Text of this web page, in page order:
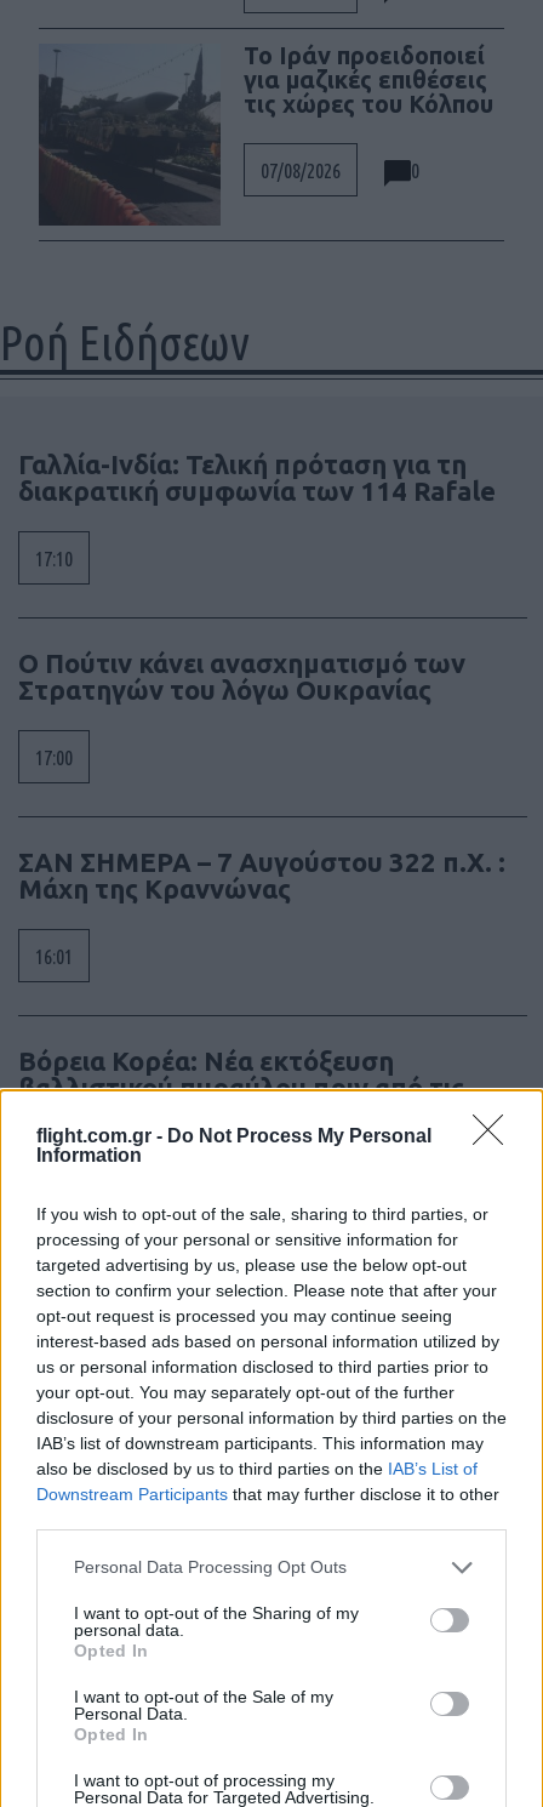
flight.com.gr - Do Not Process My Personal
Information
If you wish to opt-out of the sale, sharing to third parties, or
processing of your personal or sensitive information for
targeted advertising by us, please use the below opt-out
section to confirm your selection. Please note that after your
opt-out request is processed you may continue seeing
interest-based ads based on personal information utilized by
us or personal information disclosed to third parties prior to
your opt-out. You may separately opt-out of the further
disclosure of your personal information by third parties on the
IAB’s list of downstream participants. This information may
also be disclosed by us to third parties on the IAB’s List of
Downstream Participants that may further disclose it to other
Please note that this website/app uses one or more Google
not limited to your visit or usage behaviour. You may click to
grant or deny consent to Google and its third-party tags to
use your data for below specified purposes in below Google
consent section.
Personal Data Processing Opt Outs
I want to opt-out of the Sharing of my
personal data.
Opted In
I want to opt-out of the Sale of my
Personal Data.
Opted In
I want to opt-out of processing my
Personal Data for Targeted Advertising.
Το Ιράν προειδοποιεί
για μαζικές επιθέσεις
τις χώρες του Κόλπου
07/08/2026 0
Ροή Ειδήσεων
Γαλλία-Ινδία: Τελική πρόταση για τη
διακρατική συμφωνία των 114 Rafale
17:10
Ο Πούτιν κάνει ανασχηματισμό των
Στρατηγών του λόγω Ουκρανίας
17:00
ΣΑΝ ΣΗΜΕΡΑ – 7 Αυγούστου 322 π.Χ. :
Μάχη της Κραννώνας
16:01
Βόρεια Κορέα: Νέα εκτόξευση
βαλλιστικού πυραύλου πριν από τις
Το Ιράν προειδοποιεί για μαζικές
επιθέσεις τις χώρες του Κόλπου
ΣΑΝ ΣΗΜΕΡΑ – 7 Αυγούστου 626: Η
Κωνσταντινούπολη σώζεται από
Αβάρους και Πέρσες
«Στη φόρα» για πρώτη φορά
βομβαρδιστικό H-6N με τον πυρηνικό
Βίντεο